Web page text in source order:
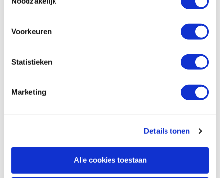
Voorkeuren
Statistieken
Marketing
Details tonen
Alle cookies toestaan
€ 8,10 incl. btw